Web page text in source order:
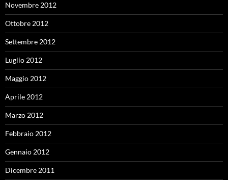
Novembre 2012
Ottobre 2012
Settembre 2012
Luglio 2012
Maggio 2012
Aprile 2012
Marzo 2012
Febbraio 2012
Gennaio 2012
Dicembre 2011